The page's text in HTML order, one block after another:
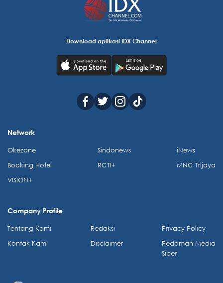
Download aplikasi IDX Channel
Network
Okezone
Booking Hotel
VISION+
Sindonews
RCTI+
iNews
MNC Trijaya
Company Profile
Tentang Kami
Kontak Kami
Redaksi
Disclaimer
Privacy Policy
Pedoman Media
Siber